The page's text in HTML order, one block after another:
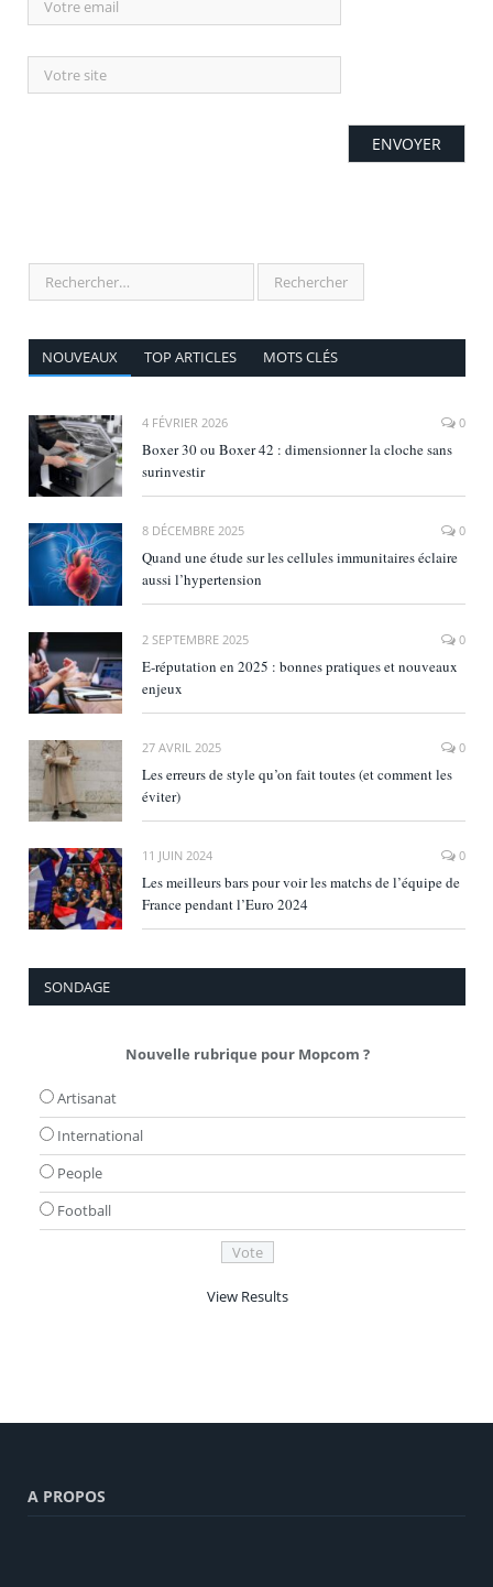
NOUVEAUX TOP ARTICLES MOTS CLÉS
4 FÉVRIER 2026 0
Boxer 30 ou Boxer 42 : dimensionner la cloche sans
surinvestir
8 DÉCEMBRE 2025 0
Quand une étude sur les cellules immunitaires éclaire
aussi l’hypertension
2 SEPTEMBRE 2025 0
E‑réputation en 2025 : bonnes pratiques et nouveaux
enjeux
27 AVRIL 2025 0
Les erreurs de style qu’on fait toutes (et comment les
éviter)
11 JUIN 2024 0
Les meilleurs bars pour voir les matchs de l’équipe de
France pendant l’Euro 2024
SONDAGE
Nouvelle rubrique pour Mopcom ?
Artisanat
International
People
Football
View Results
A PROPOS